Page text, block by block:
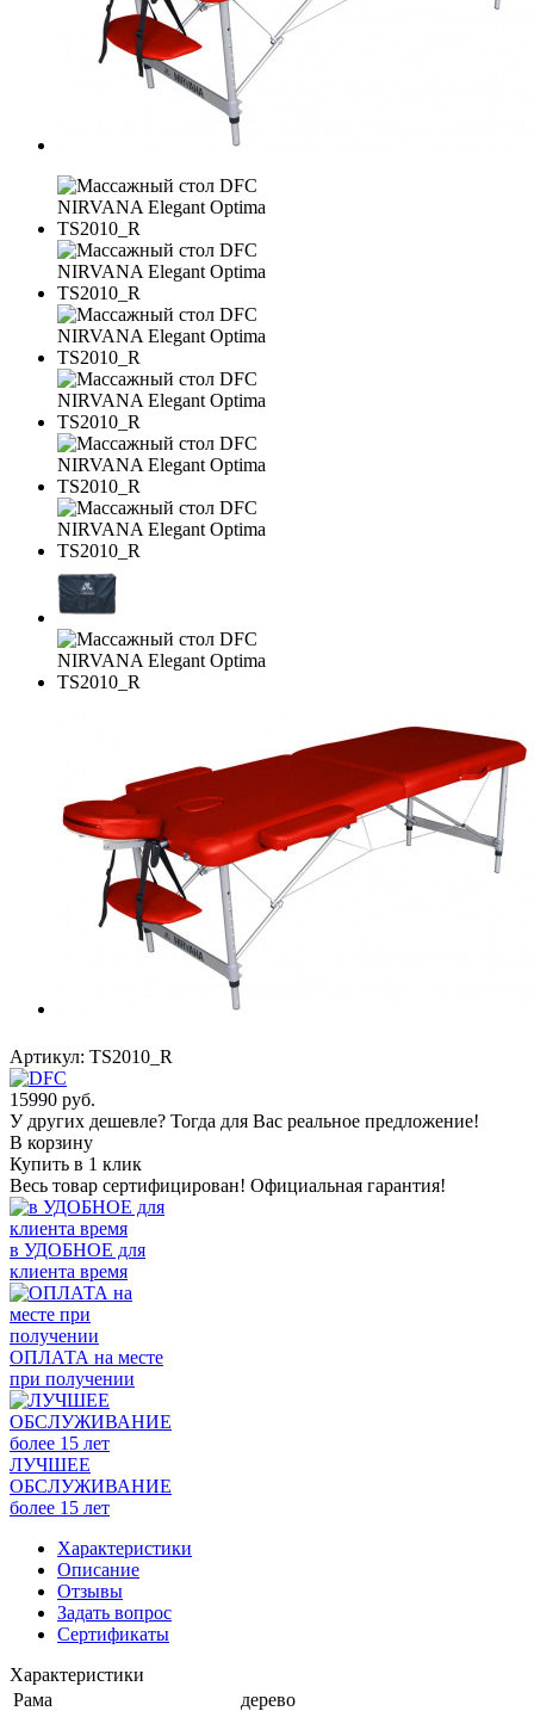
Артикул: TS2010_R
15990 руб.
У других дешевле? Тогда для Вас реальное предложение!
В корзину
Купить в 1 клик
Весь товар сертифицирован! Официальная гарантия!
в УДОБНОЕ для
клиента время
ОПЛАТА на месте
при получении
ЛУЧШЕЕ
ОБСЛУЖИВАНИЕ
более 15 лет
Характеристики
Описание
Отзывы
Задать вопрос
Сертификаты
Характеристики
Рама
дерево